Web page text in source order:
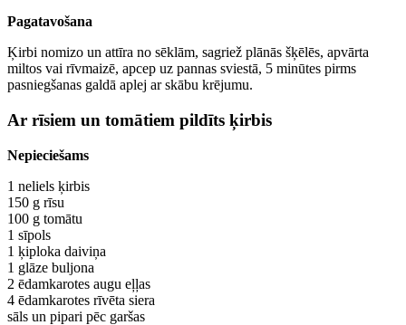
Pagatavošana
Ķirbi nomizo un attīra no sēklām, sagriež plānās šķēlēs, apvārta
miltos vai rīvmaizē, apcep uz pannas sviestā, 5 minūtes pirms
pasniegšanas galdā aplej ar skābu krējumu.
Ar rīsiem un tomātiem pildīts ķirbis
Nepieciešams
1 neliels ķirbis
150 g rīsu
100 g tomātu
1 sīpols
1 ķiploka daiviņa
1 glāze buljona
2 ēdamkarotes augu eļļas
4 ēdamkarotes rīvēta siera
sāls un pipari pēc garšas